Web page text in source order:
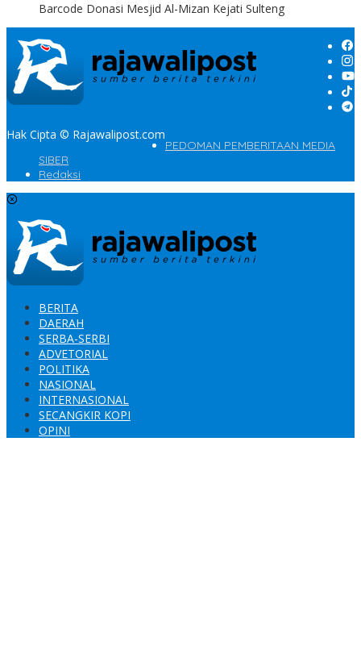
Barcode Donasi Mesjid Al-Mizan Kejati Sulteng
Hak Cipta © Rajawalipost.com
PEDOMAN PEMBERITAAN MEDIA
SIBER
Redaksi
BERITA
DAERAH
SERBA-SERBI
ADVETORIAL
POLITIKA
NASIONAL
INTERNASIONAL
SECANGKIR KOPI
OPINI